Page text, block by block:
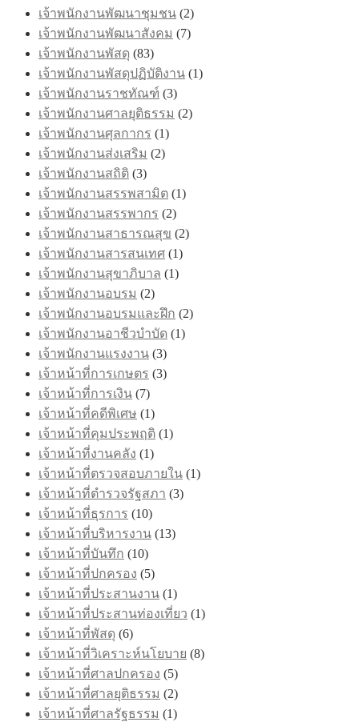
เจ้าพนักงานพัฒนาชุมชน (2)
เจ้าพนักงานพัฒนาสังคม (7)
เจ้าพนักงานพัสดุ (83)
เจ้าพนักงานพัสดุปฏิบัติงาน (1)
เจ้าพนักงานราชทัณฑ์ (3)
เจ้าพนักงานศาลยุติธรรม (2)
เจ้าพนักงานศุลกากร (1)
เจ้าพนักงานส่งเสริม (2)
เจ้าพนักงานสถิติ (3)
เจ้าพนักงานสรรพสามิต (1)
เจ้าพนักงานสรรพากร (2)
เจ้าพนักงานสาธารณสุข (2)
เจ้าพนักงานสารสนเทศ (1)
เจ้าพนักงานสุขาภิบาล (1)
เจ้าพนักงานอบรม (2)
เจ้าพนักงานอบรมและฝึก (2)
เจ้าพนักงานอาชีวบำบัด (1)
เจ้าพนักงานแรงงาน (3)
เจ้าหน้าที่การเกษตร (3)
เจ้าหน้าที่การเงิน (7)
เจ้าหน้าที่คดีพิเศษ (1)
เจ้าหน้าที่คุมประพฤติ (1)
เจ้าหน้าที่งานคลัง (1)
เจ้าหน้าที่ตรวจสอบภายใน (1)
เจ้าหน้าที่ตำรวจรัฐสภา (3)
เจ้าหน้าที่ธุรการ (10)
เจ้าหน้าที่บริหารงาน (13)
เจ้าหน้าที่บันทึก (10)
เจ้าหน้าที่ปกครอง (5)
เจ้าหน้าที่ประสานงาน (1)
เจ้าหน้าที่ประสานท่องเที่ยว (1)
เจ้าหน้าที่พัสดุ (6)
เจ้าหน้าที่วิเคราะห์นโยบาย (8)
เจ้าหน้าที่ศาลปกครอง (5)
เจ้าหน้าที่ศาลยุติธรรม (2)
เจ้าหน้าที่ศาลรัฐธรรม (1)